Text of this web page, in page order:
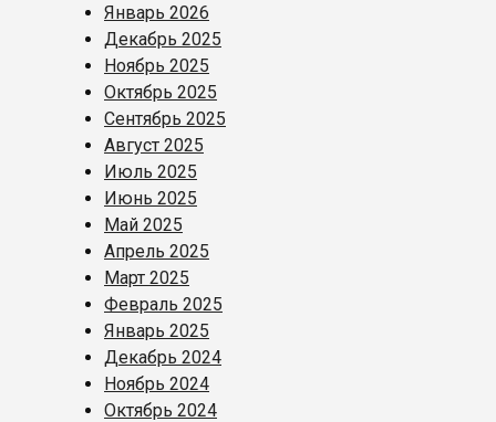
Январь 2026
Декабрь 2025
Ноябрь 2025
Октябрь 2025
Сентябрь 2025
Август 2025
Июль 2025
Июнь 2025
Май 2025
Апрель 2025
Март 2025
Февраль 2025
Январь 2025
Декабрь 2024
Ноябрь 2024
Октябрь 2024